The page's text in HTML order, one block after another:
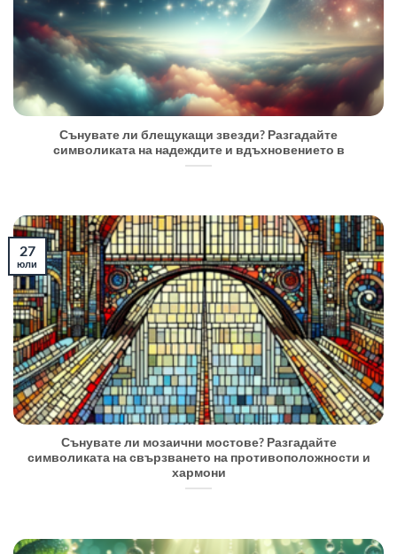
Сънувате ли блещукащи звезди? Разгадайте
символиката на надеждите и вдъхновението в
Сънувате ли мозаични мостове? Разгадайте
символиката на свързването на противоположности и
хармони
27
юли